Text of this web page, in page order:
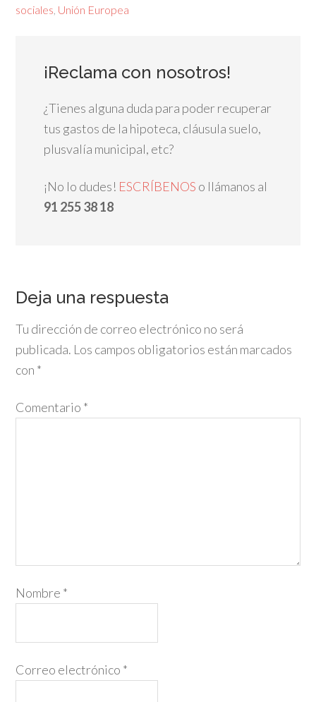
sociales Unión Europea
¡Reclama con nosotros!
¿Tienes alguna duda para poder recuperar
tus gastos de la hipoteca, cláusula suelo,
plusvalía municipal, etc?
¡No lo dudes! ESCRÍBENOS o llámanos al
91 255 38 18
Deja una respuesta
Tu dirección de correo electrónico no será
publicada. Los campos obligatorios están marcados
con *
Comentario *
Nombre *
Correo electrónico *